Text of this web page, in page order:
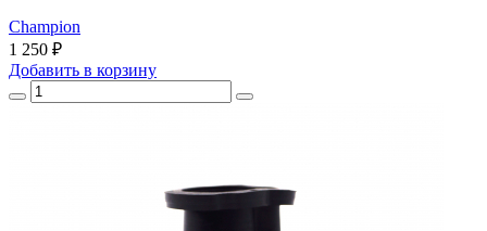
Champion
1 250 ₽
Добавить в корзину